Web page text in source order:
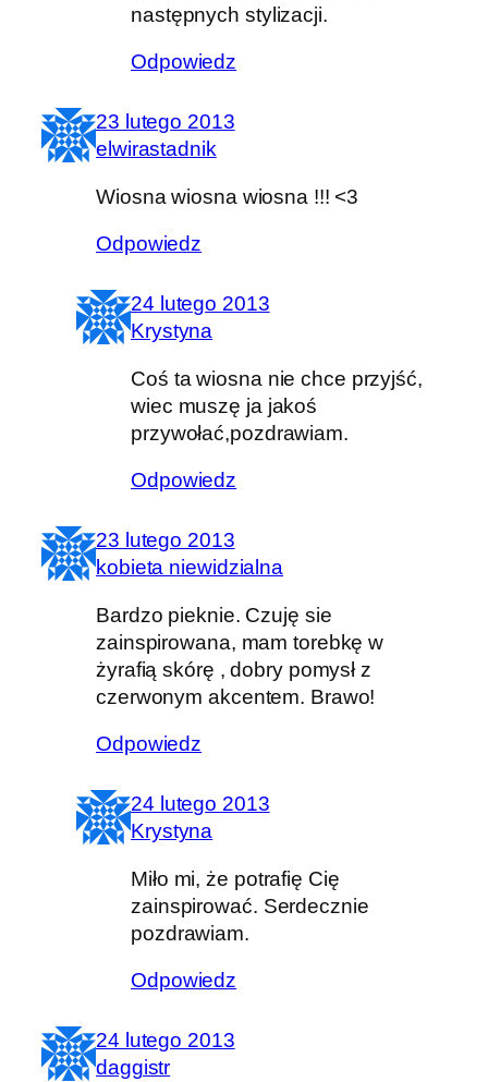
następnych stylizacji.
Odpowiedz
23 lutego 2013
elwirastadnik
Wiosna wiosna wiosna !!! <3
Odpowiedz
24 lutego 2013
Krystyna
Coś ta wiosna nie chce przyjść,
wiec muszę ja jakoś
przywołać,pozdrawiam.
Odpowiedz
23 lutego 2013
kobieta niewidzialna
Bardzo pieknie. Czuję sie
zainspirowana, mam torebkę w
żyrafią skórę , dobry pomysł z
czerwonym akcentem. Brawo!
Odpowiedz
24 lutego 2013
Krystyna
Miło mi, że potrafię Cię
zainspirować. Serdecznie
pozdrawiam.
Odpowiedz
24 lutego 2013
daggistr